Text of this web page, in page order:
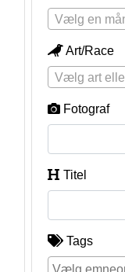
Vælg en
Art/Race
Vælg art
Fotograf
Titel
Tags